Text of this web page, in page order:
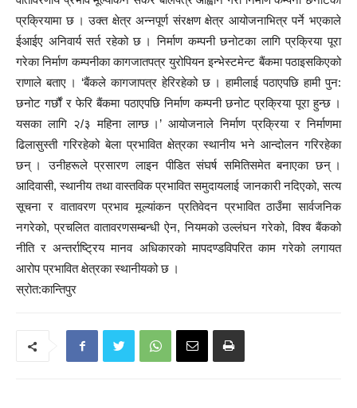
प्रक्रियामा छ । उक्त क्षेत्र अन्नपूर्ण संरक्षण क्षेत्र आयोजनाभित्र पर्ने भएकाले
ईआईए अनिवार्य सर्त रहेको छ । निर्माण कम्पनी छनोटका लागि प्रक्रिया पूरा
गरेका निर्माण कम्पनीका कागजातपत्र युरोपियन इन्भेस्टमेन्ट बैंकमा पठाइसकिएको
राणाले बताए । ‘बैंकले कागजापत्र हेरिरहेको छ । हामीलाई पठाएपछि हामी पुन:
छनोट गर्छौं र फेरि बैंकमा पठाएपछि निर्माण कम्पनी छनोट प्रक्रिया पूरा हुन्छ ।
यसका लागि २/३ महिना लाग्छ ।’ आयोजनाले निर्माण प्रक्रिया र निर्माणमा
ढिलासुस्ती गरिरहेको बेला प्रभावित क्षेत्रका स्थानीय भने आन्दोलन गरिरहेका
छन् । उनीहरूले प्रसारण लाइन पीडित संघर्ष समितिसमेत बनाएका छन् ।
आदिवासी, स्थानीय तथा वास्तविक प्रभावित समुदायलाई जानकारी नदिएको, सत्य
सूचना र वातावरण प्रभाव मूल्यांकन प्रतिवेदन प्रभावित ठाउँमा सार्वजनिक
नगरेको, प्रचलित वातावरणसम्बन्धी ऐन, नियमको उल्लंघन गरेको, विश्व बैंकको
नीति र अन्तर्राष्ट्रिय मानव अधिकारको मापदण्डविपरित काम गरेको लगायत
आरोप प्रभावित क्षेत्रका स्थानीयको छ ।
स्रोत:कान्तिपुर